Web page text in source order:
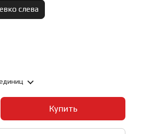
слева
Купить